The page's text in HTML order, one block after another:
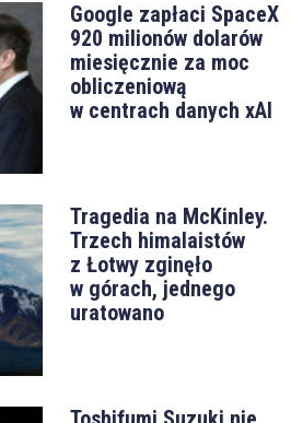
Google zapłaci SpaceX
920 milionów dolarów
miesięcznie za moc
obliczeniową
w centrach danych xAI
Tragedia na McKinley.
Trzech himalaistów
z Łotwy zginęło
w górach, jednego
uratowano